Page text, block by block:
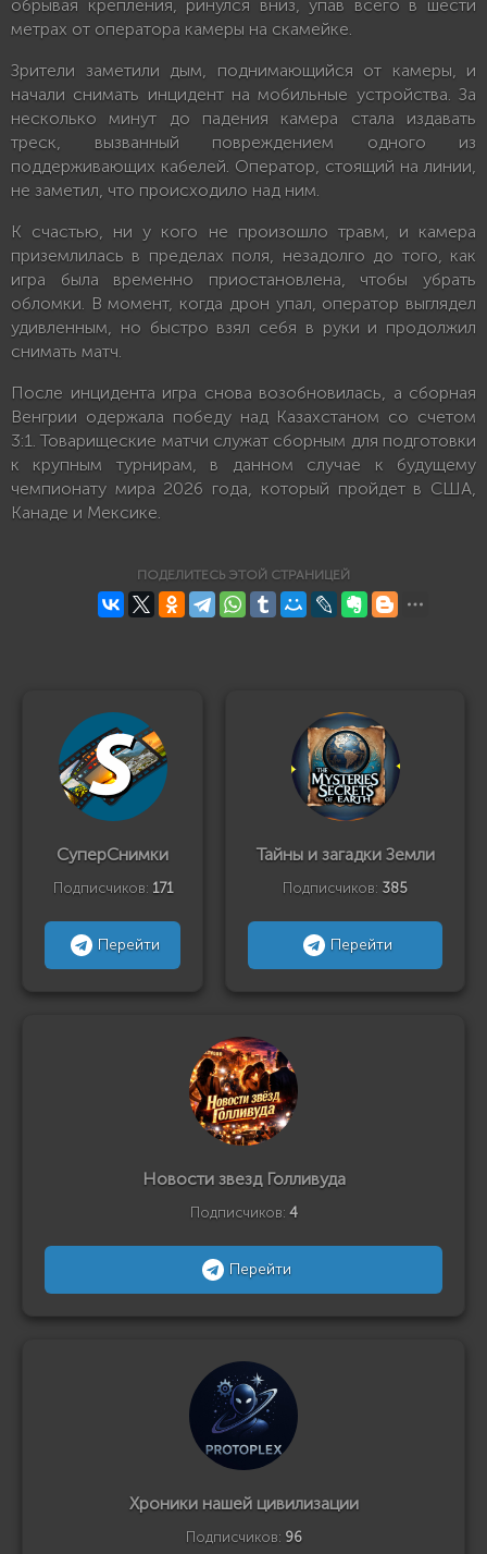
обрывая крепления, ринулся вниз, упав всего в шести
метрах от оператора камеры на скамейке.
Зрители заметили дым, поднимающийся от камеры, и
начали снимать инцидент на мобильные устройства. За
несколько минут до падения камера стала издавать
треск, вызванный повреждением одного из
поддерживающих кабелей. Оператор, стоящий на линии,
не заметил, что происходило над ним.
К счастью, ни у кого не произошло травм, и камера
приземлилась в пределах поля, незадолго до того, как
игра была временно приостановлена, чтобы убрать
обломки. В момент, когда дрон упал, оператор выглядел
удивленным, но быстро взял себя в руки и продолжил
снимать матч.
После инцидента игра снова возобновилась, а сборная
Венгрии одержала победу над Казахстаном со счетом
3:1. Товарищеские матчи служат сборным для подготовки
к крупным турнирам, в данном случае к будущему
чемпионату мира 2026 года, который пройдет в США,
Канаде и Мексике.
ПОДЕЛИТЕСЬ ЭТОЙ СТРАНИЦЕЙ
СуперСнимки
Подписчиков: 171
Перейти
Тайны и загадки Земли
Подписчиков: 385
Перейти
Новости звезд Голливуда
Подписчиков: 4
Перейти
Хроники нашей цивилизации
Подписчиков: 96